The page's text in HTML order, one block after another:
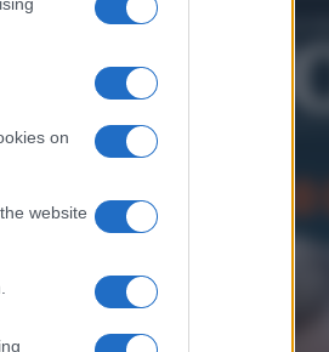
on
website